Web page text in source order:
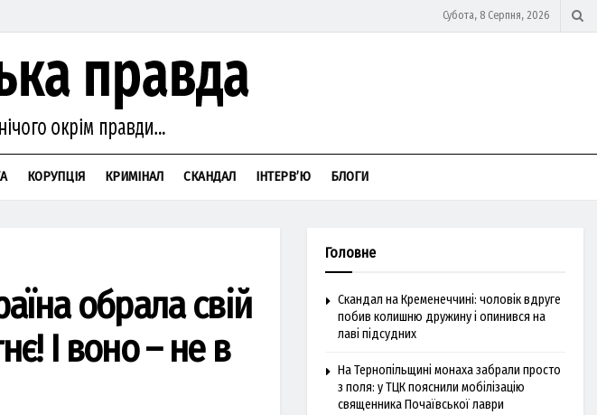
Субота, 8 Серпня, 2026
КОРУПЦІЯ КРИМІНАЛ СКАНДАЛ ІНТЕРВ’Ю БЛОГИ
обрала свій
І воно – не в
Головне
Скандал на Кременеччині: чоловік вдруге
побив колишню дружину і опинився на
лаві підсудних
На Тернопільщині монаха забрали просто
з поля: у ТЦК пояснили мобілізацію
священника Почаївської лаври